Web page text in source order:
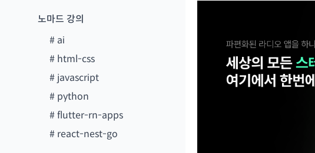
노마드 강의
# ai
# html-css
# javascript
# python
#flutter-rn-apps
# react-nest-go